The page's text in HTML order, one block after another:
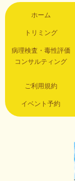
ホーム
トリミング
病理検査・毒性評価
コンサルティング
ご利用規約
イベント予約